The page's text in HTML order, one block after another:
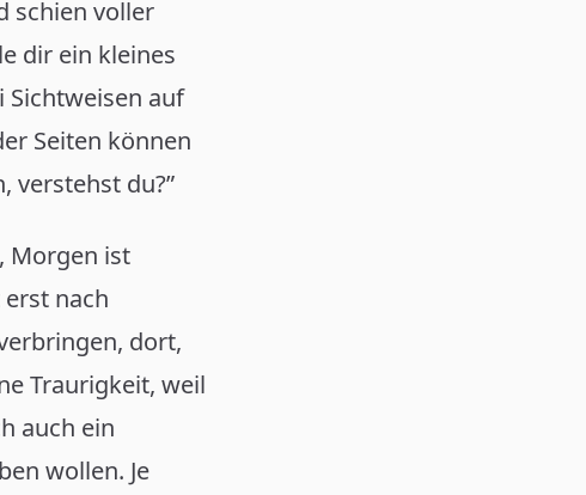
schien voller
dir ein kleines
Sichtweisen auf
Seiten können
verstehst du?”
Morgen ist
nach
dort,
Traurigkeit, weil
auch ein
wollen. Je